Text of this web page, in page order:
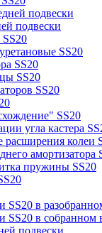
подвески
подвески
SS20
SS20
SS20
SS20
SS20
SS20
угла кастера
расширения колеи
амортизатора
пружины SS20
SS20 в
SS20 в собранном
подвески